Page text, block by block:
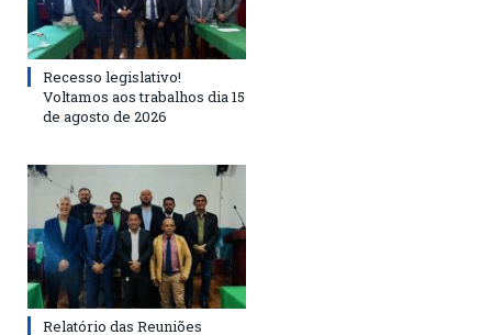
Recesso legislativo!
Voltamos aos trabalhos dia 15
de agosto de 2026
Relatório das Reuniões